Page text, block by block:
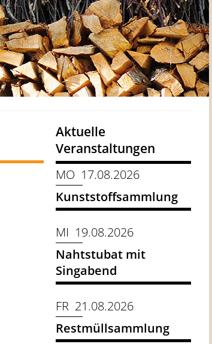
Aktuelle
Veranstaltungen
MO 17.08.2026
Kunststoffsammlung
MI 19.08.2026
Nahtstubat mit
Singabend
FR 21.08.2026
Restmüllsammlung